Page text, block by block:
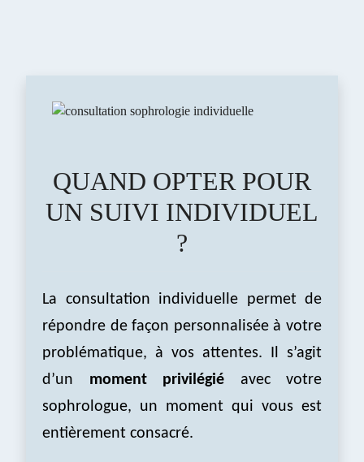
Avancer et m'épanouir
QUAND OPTER POUR
UN SUIVI INDIVIDUEL
?
La consultation individuelle permet de
répondre de façon personnalisée à votre
problématique, à vos attentes. Il s’agit
d’un moment privilégié avec votre
sophrologue, un moment qui vous est
entièrement consacré.